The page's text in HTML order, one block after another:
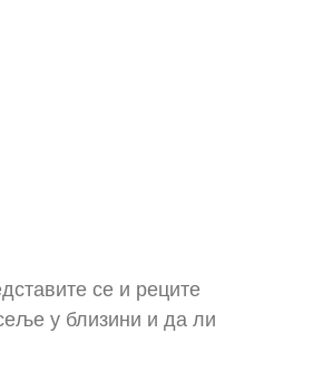
се и реците
у близини и да ли